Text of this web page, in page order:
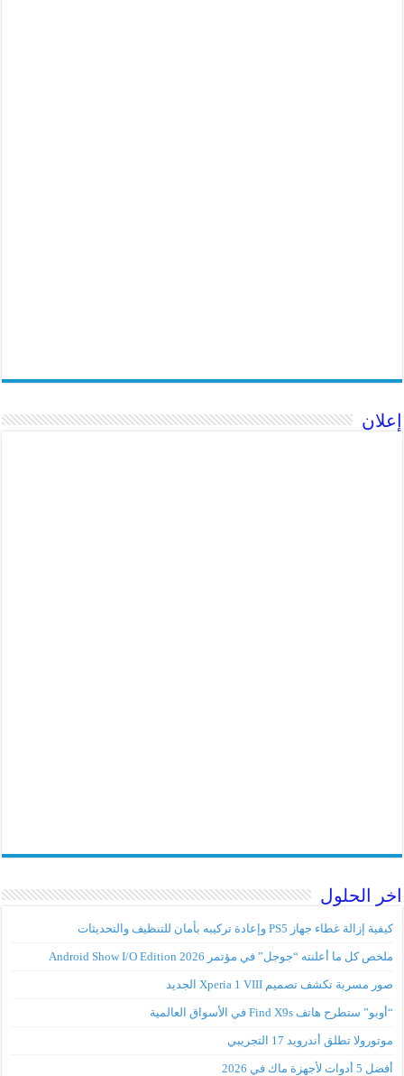
إعلان
اخر الحلول
كيفية إزالة غطاء جهاز PS5 وإعادة تركيبه بأمان للتنظيف والتحديثات
ملخص كل ما أعلنته “جوجل” في مؤتمر Android Show I/O Edition 2026
صور مسربة تكشف تصميم Xperia 1 VIII الجديد
“أوبو” ستطرح هاتف Find X9s في الأسواق العالمية
موتورولا تطلق أندرويد 17 التجريبي
أفضل 5 أدوات لأجهزة ماك في 2026